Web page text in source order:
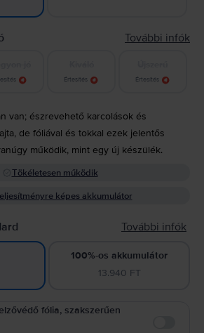
További infók
Értesítés Értesítés
van; észrevehető karcolások és
de fóliával és tokkal ezek jelentős
működik, mint egy új készülék.
Tökéletesen működik
képes akkumulátor
További infók
100%-os akkumulátor
13.940 FT
fólia, szakszerűen